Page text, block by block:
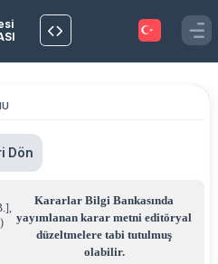
Dön
,
)
Kararlar Bilgi Bankasında
yayımlanan karar metni editöryal
düzeltmelere tabi tutulmuş
olabilir.